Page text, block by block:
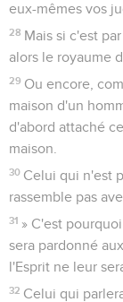
eux-mêmes vos
28 Mais si c'est
alors le royaume
29 Ou encore,
maison d'un
d'abord attaché
maison.
30 Celui qui n'est
rassemble pas
31 » C'est
sera pardonné
l'Esprit ne leur
32 Celui qui